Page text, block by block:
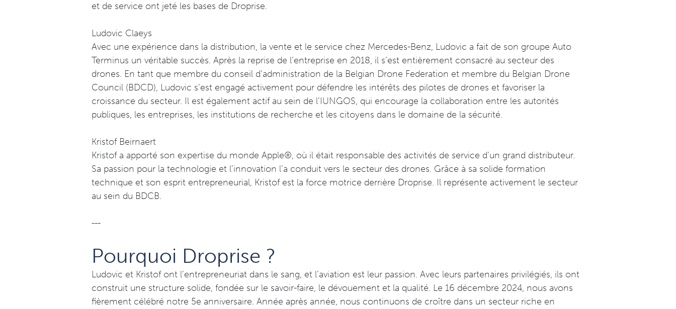
et de service ont jeté les bases de Droprise.
Ludovic Claeys
Avec une expérience dans la distribution, la vente et le service chez Mercedes-Benz, Ludovic a fait de son groupe Auto
Terminus un véritable succès. Après la reprise de l’entreprise en 2018, il s’est entièrement consacré au secteur des
drones. En tant que membre du conseil d’administration de la Belgian Drone Federation et membre du Belgian Drone
Council (BDCD), Ludovic s’est engagé activement pour défendre les intérêts des pilotes de drones et favoriser la
croissance du secteur. Il est également actif au sein de l’IUNGOS, qui encourage la collaboration entre les autorités
publiques, les entreprises, les institutions de recherche et les citoyens dans le domaine de la sécurité.
Kristof Beirnaert
Kristof a apporté son expertise du monde Apple®, où il était responsable des activités de service d’un grand distributeur.
Sa passion pour la technologie et l’innovation l’a conduit vers le secteur des drones. Grâce à sa solide formation
technique et son esprit entrepreneurial, Kristof est la force motrice derrière Droprise. Il représente activement le secteur
au sein du BDCB.
---
Pourquoi Droprise ?
Ludovic et Kristof ont l’entrepreneuriat dans le sang, et l’aviation est leur passion. Avec leurs partenaires privilégiés, ils ont
construit une structure solide, fondée sur le savoir-faire, le dévouement et la qualité. Le 16 décembre 2024, nous avons
fièrement célébré notre 5e anniversaire. Année après année, nous continuons de croître dans un secteur riche en